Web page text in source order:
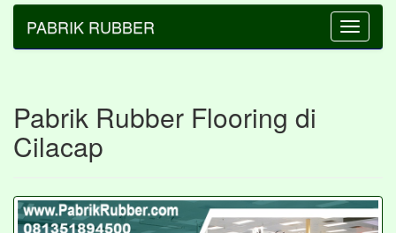
Toggle
PABRIK RUBBER
Pabrik Rubber Flooring di
Cilacap